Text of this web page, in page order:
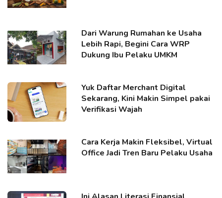
Dari Warung Rumahan ke Usaha
Lebih Rapi, Begini Cara WRP
Dukung Ibu Pelaku UMKM
Yuk Daftar Merchant Digital
Sekarang, Kini Makin Simpel pakai
Verifikasi Wajah
Cara Kerja Makin Fleksibel, Virtual
Office Jadi Tren Baru Pelaku Usaha